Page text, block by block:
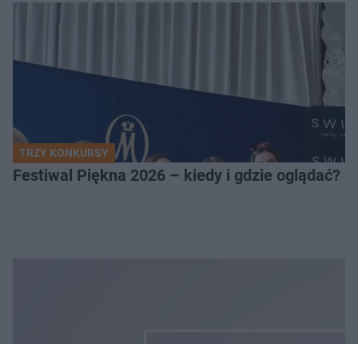
TRZY KONKURSY
Festiwal Piękna 2026 – kiedy i gdzie oglądać?